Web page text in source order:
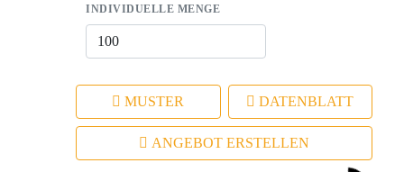
INDIVIDUELLE MENGE
MUSTER DATENBLATT
ANGEBOT ERSTELLEN